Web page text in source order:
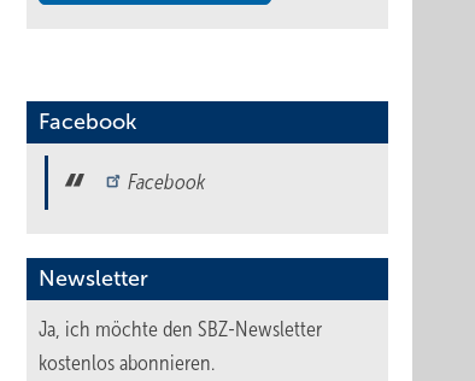
Facebook
Facebook
Newsletter
Ja, ich möchte den SBZ-Newsletter
kostenlos abonnieren.